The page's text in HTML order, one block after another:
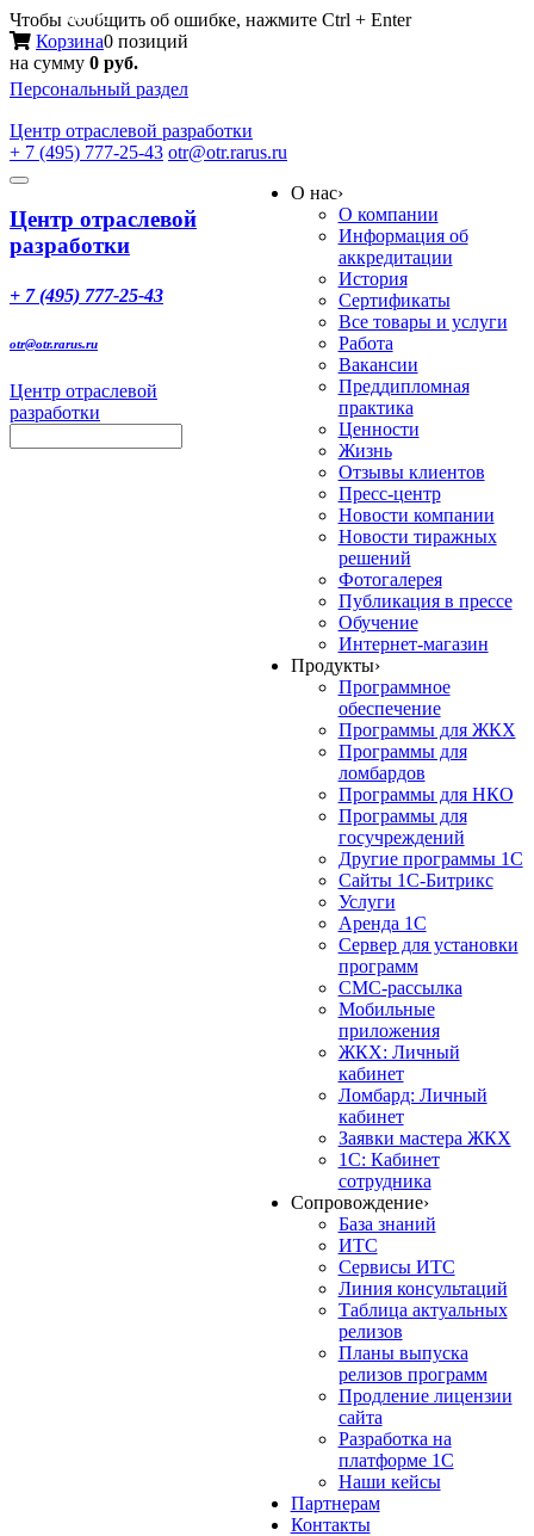
Чтобы сообщить об ошибке, нажмите Ctrl + Enter
Корзина0 позиций
на сумму 0 руб.
Персональный раздел
Центр отраслевой разработки
+ 7 (495) 777-25-43 otr@otr.rarus.ru
Toggle
Меню
Центр отраслевой
разработки
+ 7 (495) 777-25-43
otr@otr.rarus.ru
Центр отраслевой
разработки
О нас›
О компании
Информация об
аккредитации
История
Сертификаты
Все товары и услуги
Работа
Вакансии
Преддипломная
практика
Ценности
Жизнь
Отзывы клиентов
Пресс-центр
Новости компании
Новости тиражных
решений
Фотогалерея
Публикация в прессе
Обучение
Интернет-магазин
Продукты›
Программное
обеспечение
Программы для ЖКХ
Программы для
ломбардов
Программы для НКО
Программы для
госучреждений
Другие программы 1С
Сайты 1С-Битрикс
Услуги
Аренда 1С
Сервер для установки
программ
СМС-рассылка
Мобильные
приложения
ЖКХ: Личный
кабинет
Ломбард: Личный
кабинет
Заявки мастера ЖКХ
1С: Кабинет
сотрудника
Сопровождение›
База знаний
ИТС
Сервисы ИТС
Линия консультаций
Таблица актуальных
релизов
Планы выпуска
релизов программ
Продление лицензии
сайта
Разработка на
платформе 1С
Наши кейсы
Партнерам
Контакты